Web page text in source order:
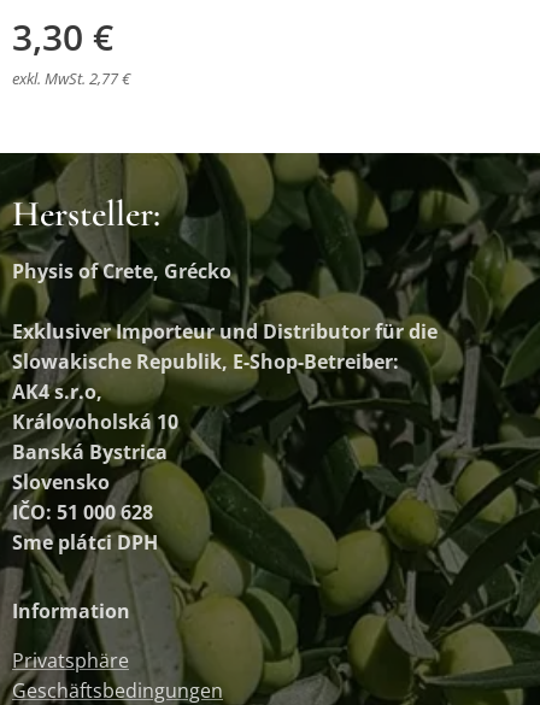
3,30 €
exkl. MwSt. 2,77 €
Hersteller:
Physis of Crete, Grécko
Exklusiver Importeur und Distributorfür die
Slowakische Republik, E-Shop-Betreiber:
AK4 s.r.o,
Královoholská 10
Banská Bystrica
Slovensko
IČO: 51 000 628
Sme plátci DPH
Information
Privatsphäre
Geschäftsbedingungen